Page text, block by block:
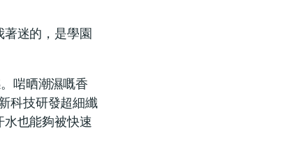
著迷的，是學園
啱晒潮濕嘅香
科技研發超細纖
也能夠被快速